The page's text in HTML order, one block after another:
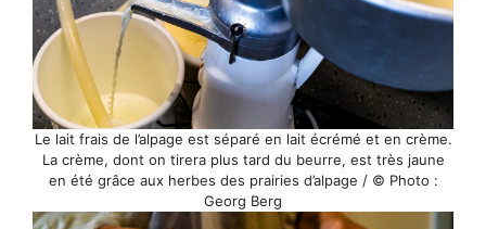
Le lait frais de l’alpage est séparé en lait écrémé et en crème.
La crème, dont on tirera plus tard du beurre, est très jaune
en été grâce aux herbes des prairies d’alpage / © Photo :
Georg Berg